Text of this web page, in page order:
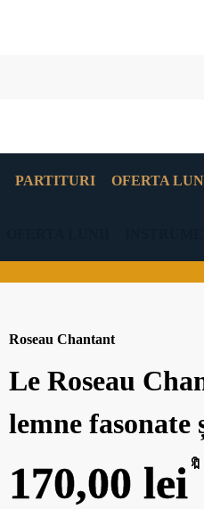
PARTITURI OFERTA
Roseau Chantant
Le Roseau
lemne fasonate
170,00lei